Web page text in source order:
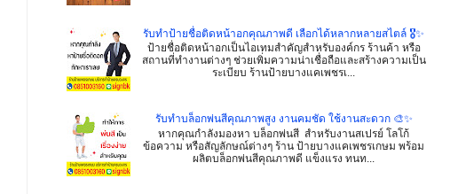
รับทำป้ายชื่อติดหน้าอกคุณภาพดี เลือกได้หลากหลายสไตล์ 🎖️✨
ป้ายชื่อติดหน้าอกเป็นไอเทมสำคัญสำหรับองค์กร ร้านค้า หรือ
สถานที่ทำงานต่างๆ ช่วยเพิ่มความน่าเชื่อถือและสร้างความเป็น
ระเบียบ ร้านป้ายบางแคเพชรเ...
รับทำบล็อกพ่นสีคุณภาพสูง งานคมชัด ใช้งานสะดวก 🎨✨
หากคุณกำลังมองหา บล็อกพ่นสี สำหรับงานสเปรย์ โลโก้
ข้อความ หรือสัญลักษณ์ต่างๆ ร้าน ป้ายบางแคเพชรเกษม พร้อม
ผลิตบล็อกพ่นสีคุณภาพดี แข็งแรง ทนท...